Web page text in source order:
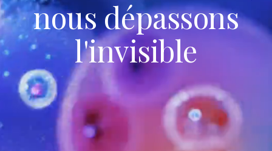
nous dépassons
l'invisible